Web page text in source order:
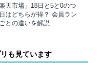
楽天市場」18日と5と0のつ
はどちらが得？ 会員ラン
との違いを解説
も見ています